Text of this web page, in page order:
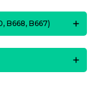
B668, B667)